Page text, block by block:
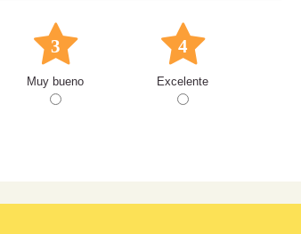
3
Muy bueno
4
Excelente